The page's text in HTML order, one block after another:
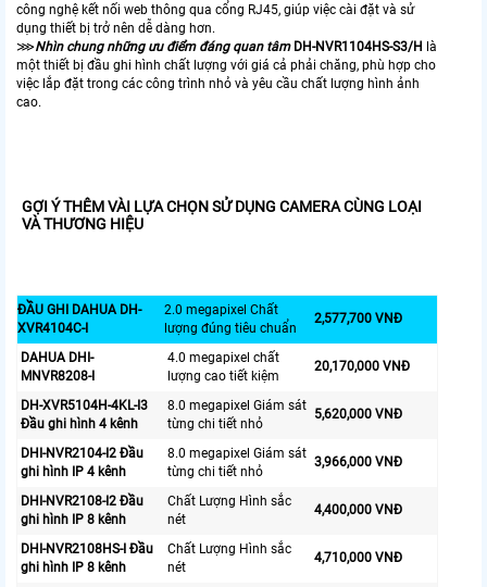
công nghệ kết nối web thông qua cổng RJ45, giúp việc cài đặt và sử
dụng thiết bị trở nên dễ dàng hơn.
⋙Nhìn chung những ưu điểm đáng quan tâm DH-NVR1104HS-S3/H là
một thiết bị đầu ghi hình chất lượng với giá cả phải chăng, phù hợp cho
việc lắp đặt trong các công trình nhỏ và yêu cầu chất lượng hình ảnh
cao.
GỢI Ý THÊM VÀI LỰA CHỌN SỬ DỤNG CAMERA CÙNG LOẠI
VÀ THƯƠNG HIỆU
ĐẦU GHI DAHUA DH-
XVR4104C-I
2.0 megapixel Chất
lượng đúng tiêu chuẩn
2,577,700 VNĐ
DAHUA DHI-
MNVR8208-I
4.0 megapixel chất
lượng cao tiết kiệm
20,170,000 VNĐ
DH-XVR5104H-4KL-I3
Đầu ghi hình 4 kênh
8.0 megapixel Giám sát
từng chi tiết nhỏ
5,620,000 VNĐ
DHI-NVR2104-I2 Đầu
ghi hình IP 4 kênh
8.0 megapixel Giám sát
từng chi tiết nhỏ
3,966,000 VNĐ
DHI-NVR2108-I2 Đầu
ghi hình IP 8 kênh
Chất Lượng Hình sắc
nét
4,400,000 VNĐ
DHI-NVR2108HS-I Đầu
ghi hình IP 8 kênh
Chất Lượng Hình sắc
nét
4,710,000 VNĐ